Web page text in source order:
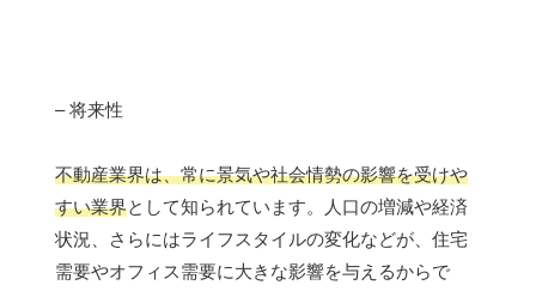
– 将来性
不動産業界は、常に景気や社会情勢の影響を受けや
すい業界として知られています。人口の増減や経済
状況、さらにはライフスタイルの変化などが、住宅
需要やオフィス需要に大きな影響を与えるからで